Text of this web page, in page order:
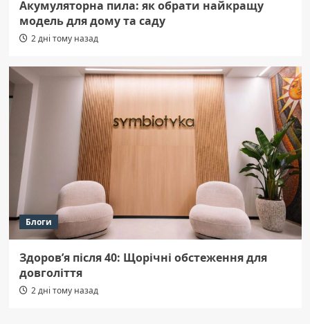
Акумуляторна пила: як обрати найкращу
модель для дому та саду
2 дні тому назад
Блоги
Здоров’я після 40: Щорічні обстеження для
довголіття
2 дні тому назад